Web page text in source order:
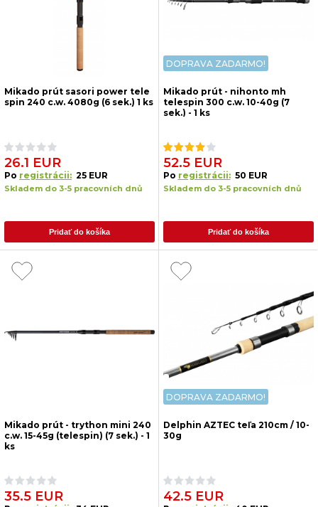
Mikado prút sasori power tele
spin 240 c.w. 4080g (6 sek.) 1 ks
26.1 EUR
Po registrácii: 25 EUR
Skladem do 3-5 pracovních dnů
Pridať do košíka
DOPRAVA ZADARMO!
Mikado prút - nihonto mh
telespin 300 c.w. 10-40g (7
sek.) - 1 ks
52.5 EUR
Po registrácii: 50 EUR
Skladem do 3-5 pracovních dnů
Pridať do košíka
Mikado prút - trython mini 240
c.w. 15-45g (telespin) (7 sek.) - 1
ks
35.5 EUR
DOPRAVA ZADARMO!
Delphin AZTEC teľa 210cm / 10-
30g
42.5 EUR